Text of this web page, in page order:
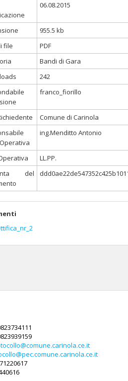
06.08.2015
955.5 kb
file
PDF
Bandi di Gara
242
franco_fiorillo
Comune di Carinola
ing.Menditto Antonio
LL.PP.
del